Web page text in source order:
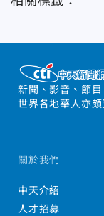
新聞、影音、節
世界各地華人亦
關於我們
中天介紹
人才招募